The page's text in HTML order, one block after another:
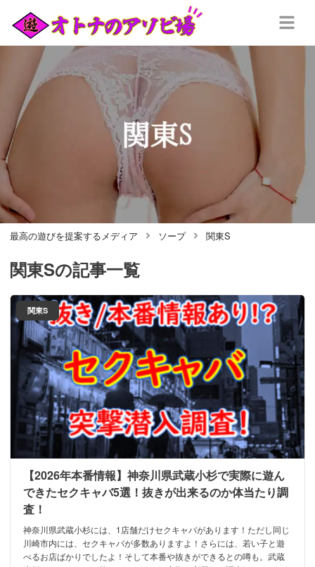
最高の遊びを提案するメディア ソープ 関東S
関東Sの記事一覧
関東S
【2026年本番情報】神奈川県武蔵小杉で実際に遊ん
できたセクキャバ5選！抜きが出来るのか体当たり調
査！
神奈川県武蔵小杉には、1店舗だけセクキャバがあります！ただし同じ
川崎市内には、セクキャバが多数ありますよ！さらには、若い子と遊
べるお店ばかりでしたよ！そして本番や抜きができるとの噂も。武蔵